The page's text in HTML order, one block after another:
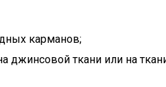
карманов;
ткани или на